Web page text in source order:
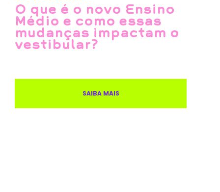
O que é o novo Ensino
Médio e como essas
mudanças impactam o
vestibular?
SAIBA MAIS